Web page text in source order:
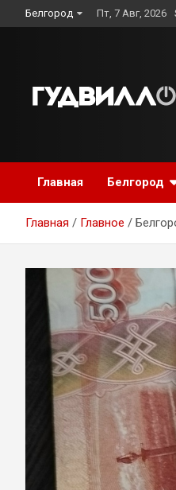
to
Белгород Пт, 7 Авг, 2026
Главная Белгород
Главная Главное